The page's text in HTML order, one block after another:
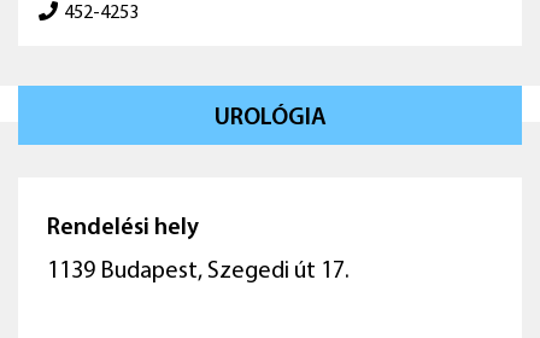
452-4253
UROLÓGIA
Rendelési hely
1139 Budapest, Szegedi út 17.